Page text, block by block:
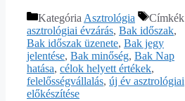
Kategória Asztrológia
Címkék
asztrológiai évzárás, Bak időszak,
Bak időszak üzenete, Bak jegy
jelentése, Bak minőség, Bak Nap
hatása, célok helyett értékek,
felelősségvállalás, új év asztrológiai
előkészítése